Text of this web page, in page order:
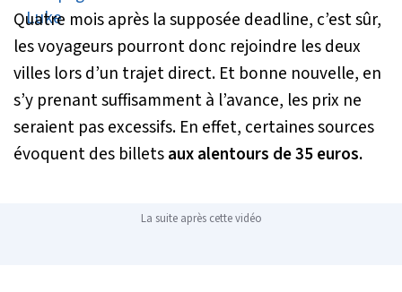
Quatre mois après la supposée deadline, c’est sûr,
les voyageurs pourront donc rejoindre les deux
villes lors d’un trajet direct. Et bonne nouvelle, en
s’y prenant suffisamment à l’avance, les prix ne
seraient pas excessifs. En effet, certaines sources
évoquent des billetsaux alentours de 35 euros.
La suite après cette vidéo